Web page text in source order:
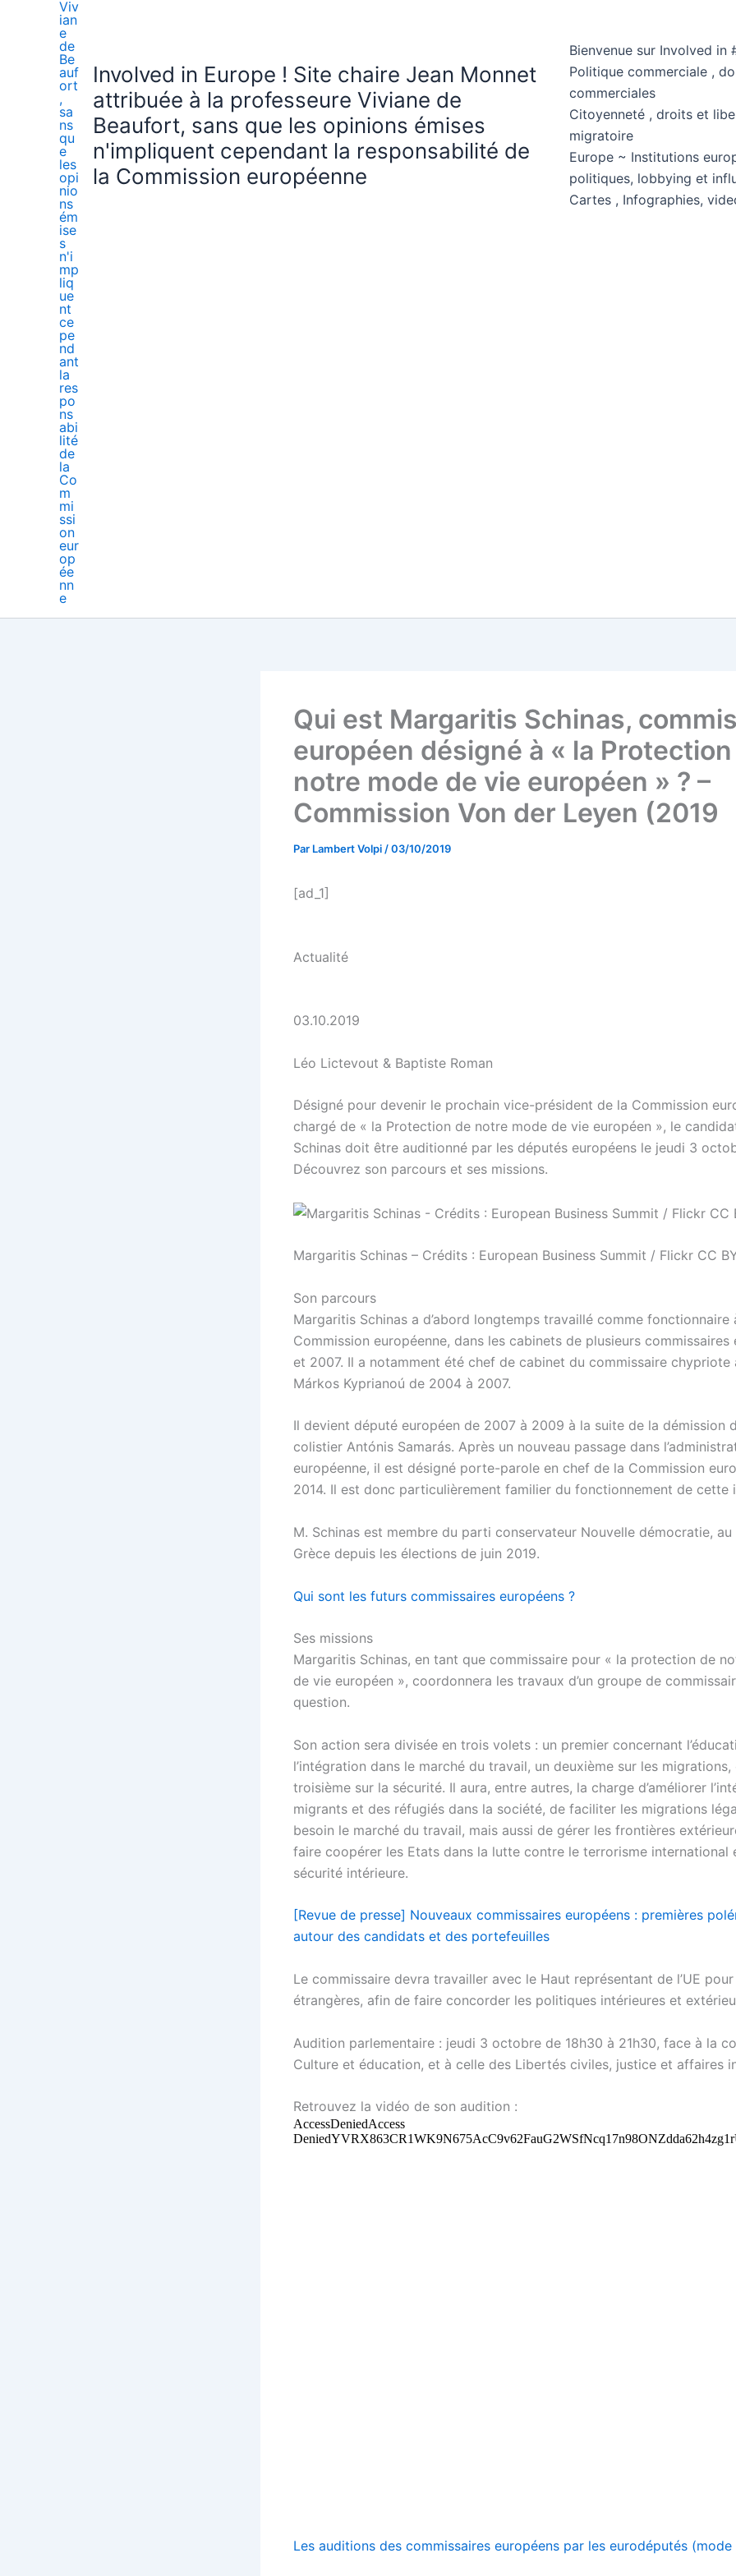
Involved in Europe ! Site chaire Jean Monnet
attribuée à la professeure Viviane de
Beaufort, sans que les opinions émises
n'impliquent cependant la responsabilité de
la Commission européenne
Bienvenue sur Involved in
Politique commerciale ,
commerciales
Citoyenneté , droits et
migratoire
Europe ~ Institutions
politiques, lobbying et
Cartes , Infographies,
Qui est Margaritis Schinas,
européen désigné à « la
notre mode de vie européen » ? –
Commission Von der Leyen (2019
Par Lambert Volpi /03/10/2019
[ad_1]
Actualité
03.10.2019
Léo Lictevout & Baptiste Roman
Désigné pour devenir le prochain vice-président de la Commission
chargé de « la Protection de notre mode de vie européen », le
Schinas doit être auditionné par les députés européens le jeudi 3
Découvrez son parcours et ses missions.
Margaritis Schinas – Crédits : European Business Summit / Flickr CC
Son parcours
Margaritis Schinas a d’abord longtemps travaillé comme fonctionnaire
Commission européenne, dans les cabinets de plusieurs commissaires
et 2007. Il a notamment été chef de cabinet du commissaire chypriote
Márkos Kyprianoú de 2004 à 2007.
Il devient député européen de 2007 à 2009 à la suite de la démission
colistier Antónis Samarás. Après un nouveau passage dans
européenne, il est désigné porte-parole en chef de la Commission
2014. Il est donc particulièrement familier du fonctionnement de cette
M. Schinas est membre du parti conservateur Nouvelle démocratie,
Grèce depuis les élections de juin 2019.
Qui sont les futurs commissaires européens ?
Ses missions
Margaritis Schinas, en tant que commissaire pour « la protection de
de vie européen », coordonnera les travaux d’un groupe de
question.
Son action sera divisée en trois volets : un premier concernant
l’intégration dans le marché du travail, un deuxième sur les migrations,
troisième sur la sécurité. Il aura, entre autres, la charge d’améliorer
migrants et des réfugiés dans la société, de faciliter les migrations
besoin le marché du travail, mais aussi de gérer les frontières
faire coopérer les Etats dans la lutte contre le terrorisme international
sécurité intérieure.
[Revue de presse] Nouveaux commissaires européens : premières
autour des candidats et des portefeuilles
Le commissaire devra travailler avec le Haut représentant de l’UE
étrangères, afin de faire concorder les politiques intérieures et
Audition parlementaire : jeudi 3 octobre de 18h30 à 21h30, face à la
Culture et éducation, et à celle des Libertés civiles, justice et affaires
Retrouvez la vidéo de son audition :
Les auditions des commissaires européens par les eurodéputés (mode